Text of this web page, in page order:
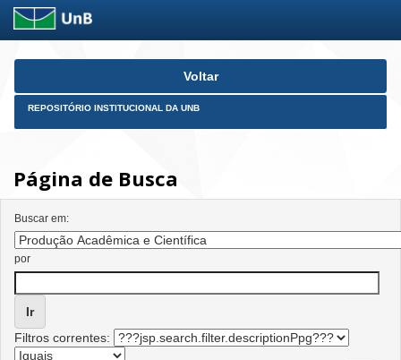
Skip
Voltar
REPOSITÓRIO INSTITUCIONAL DA UNB
Página de Busca
Buscar em:
por
Filtros correntes: